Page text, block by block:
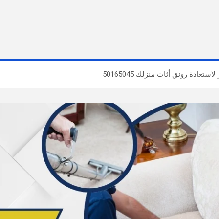
رونق أثاث منزلك 50165045